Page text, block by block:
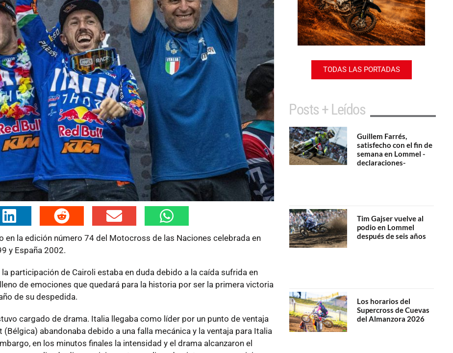
en la edición número 74 del Motocross de las Naciones celebrada en
y España 2002.
participación de Cairoli estaba en duda debido a la caída sufrida en
de emociones que quedará para la historia por ser la primera victoria
de su despedida.
cargado de drama. Italia llegaba como líder por un punto de ventaja
abandonaba debido a una falla mecánica y la ventaja para Italia
en los minutos finales la intensidad y el drama alcanzaron el
TODAS LAS PORTADAS
Posts + Leídos
Guillem Farrés,
satisfecho con el fin de
semana en Lommel -
declaraciones-
Tim Gajser vuelve al
podio en Lommel
después de seis años
Los horarios del
Supercross de Cuevas
del Almanzora 2026